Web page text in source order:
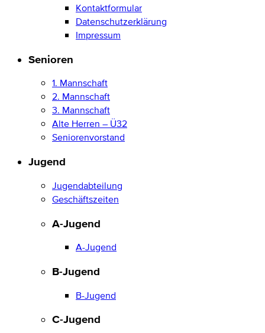
Kontaktformular
Datenschutzerklärung
Impressum
Senioren
1. Mannschaft
2. Mannschaft
3. Mannschaft
Alte Herren – Ü32
Seniorenvorstand
Jugend
Jugendabteilung
Geschäftszeiten
A-Jugend
A-Jugend
B-Jugend
B-Jugend
C-Jugend